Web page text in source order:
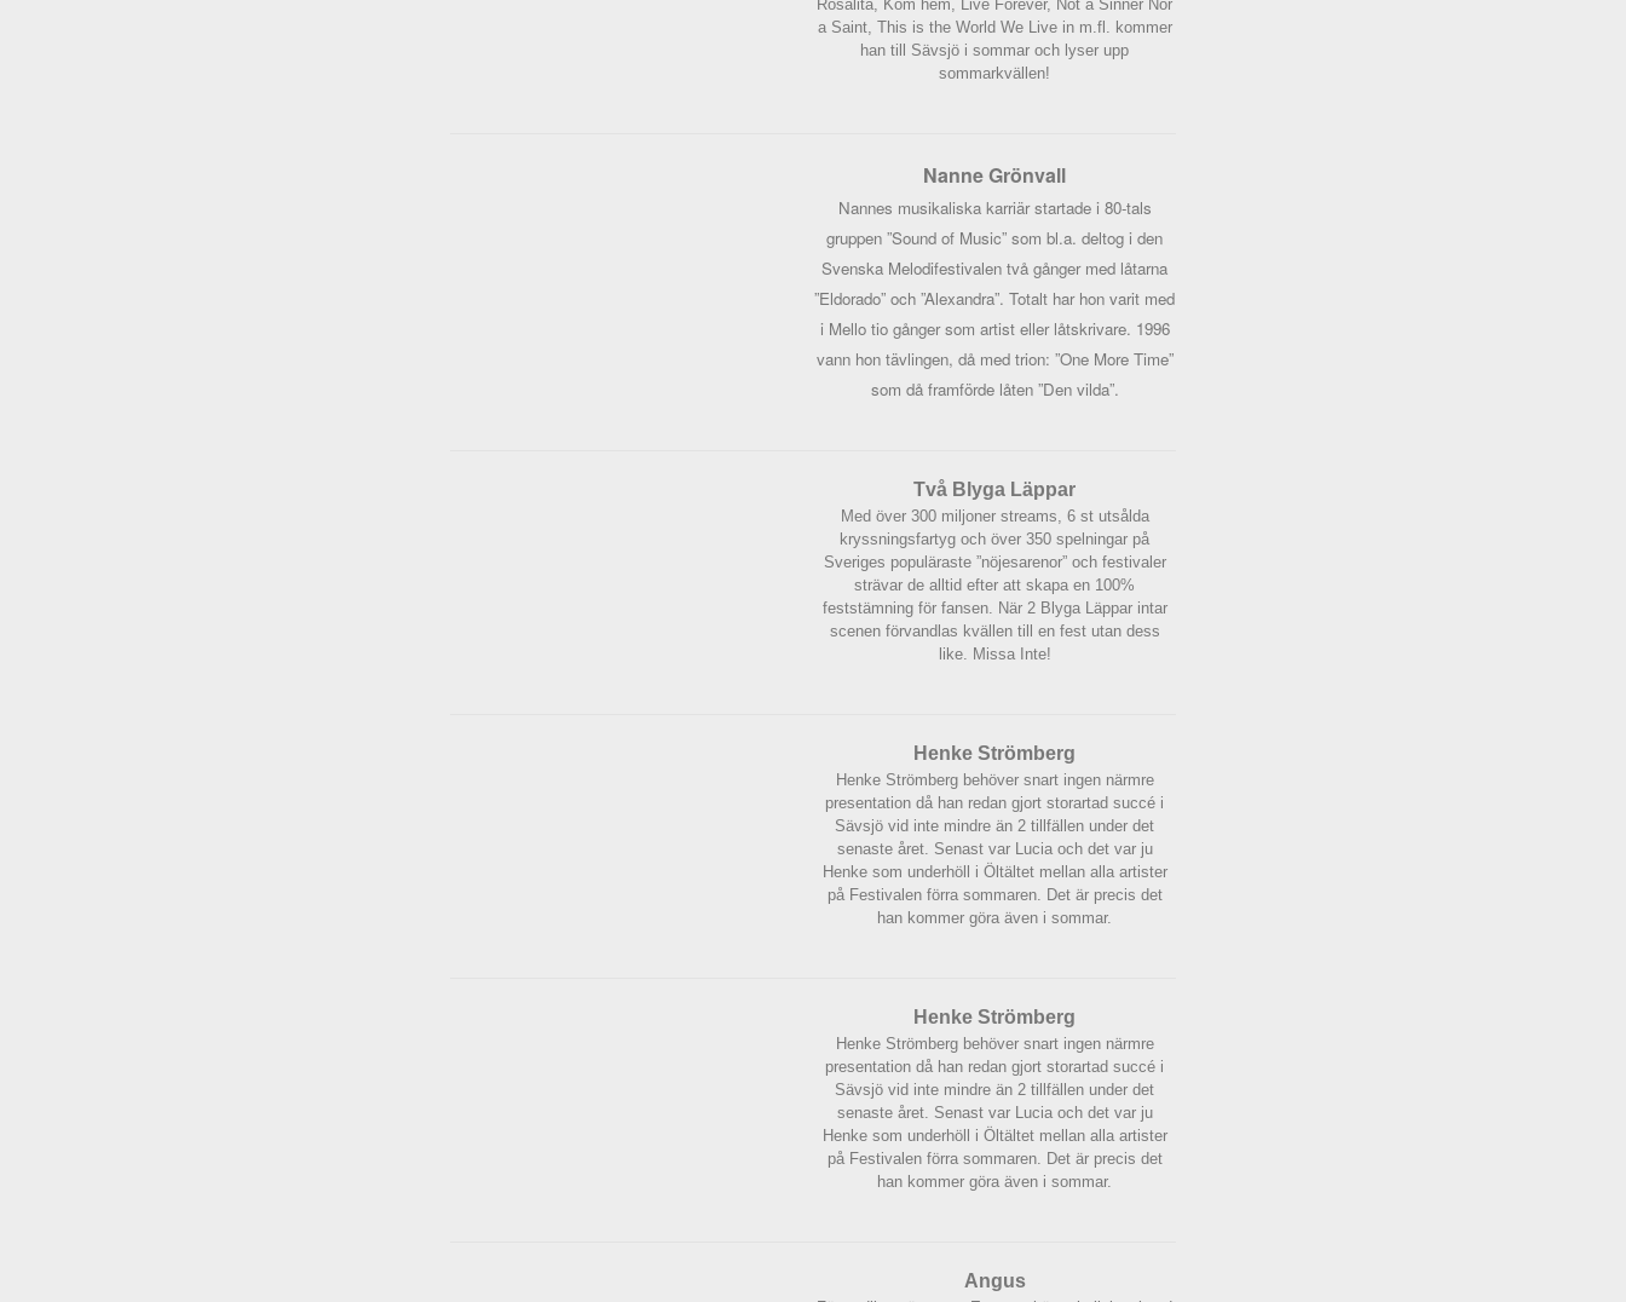
Rosalita, Kom hem, Live Forever, Not a Sinner Nor
a Saint, This is the World We Live in m.fl. kommer
han till Sävsjö i sommar och lyser upp
sommarkvällen!
Nanne Grönvall
Nannes musikaliska karriär startade i 80-tals
gruppen ”Sound of Music” som bl.a. deltog i den
Svenska Melodifestivalen två gånger med låtarna
”Eldorado” och ”Alexandra”. Totalt har hon varit med
i Mello tio gånger som artist eller låtskrivare. 1996
vann hon tävlingen, då med trion: ”One More Time”
som då framförde låten ”Den vilda”.
Två Blyga Läppar
Med över 300 miljoner streams, 6 st utsålda
kryssningsfartyg och över 350 spelningar på
Sveriges populäraste ”nöjesarenor” och festivaler
strävar de alltid efter att skapa en 100%
feststämning för fansen. När 2 Blyga Läppar intar
scenen förvandlas kvällen till en fest utan dess
like. Missa Inte!
Henke Strömberg
Henke Strömberg behöver snart ingen närmre
presentation då han redan gjort storartad succé i
Sävsjö vid inte mindre än 2 tillfällen under det
senaste året. Senast var Lucia och det var ju
Henke som underhöll i Öltältet mellan alla artister
på Festivalen förra sommaren. Det är precis det
han kommer göra även i sommar.
Henke Strömberg
Henke Strömberg behöver snart ingen närmre
presentation då han redan gjort storartad succé i
Sävsjö vid inte mindre än 2 tillfällen under det
senaste året. Senast var Lucia och det var ju
Henke som underhöll i Öltältet mellan alla artister
på Festivalen förra sommaren. Det är precis det
han kommer göra även i sommar.
Angus